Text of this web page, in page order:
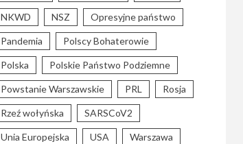
NKWD NSZ Opresyjne państwo
Pandemia Polscy Bohaterowie
Polska Polskie Państwo Podziemne
Powstanie Warszawskie PRL Rosja
Rzeź wołyńska SARSCoV2
Unia Europejska USA Warszawa